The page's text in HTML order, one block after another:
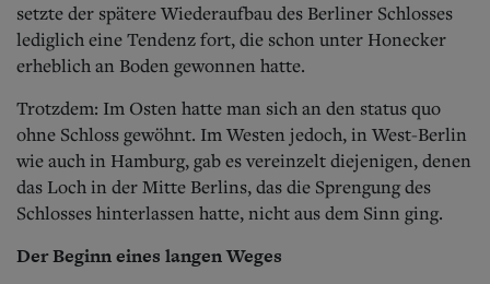
setzte der spätere Wiederaufbau des Berliner Schlosses
lediglich eine Tendenz fort, die schon unter Honecker
erheblich an Boden gewonnen hatte.
Trotzdem: Im Osten hatte man sich an den status quo
ohne Schloss gewöhnt. Im Westen jedoch, in West-Berlin
wie auch in Hamburg, gab es vereinzelt diejenigen, denen
das Loch in der Mitte Berlins, das die Sprengung des
Schlosses hinterlassen hatte, nicht aus dem Sinn ging.
Der Beginn eines langen Weges